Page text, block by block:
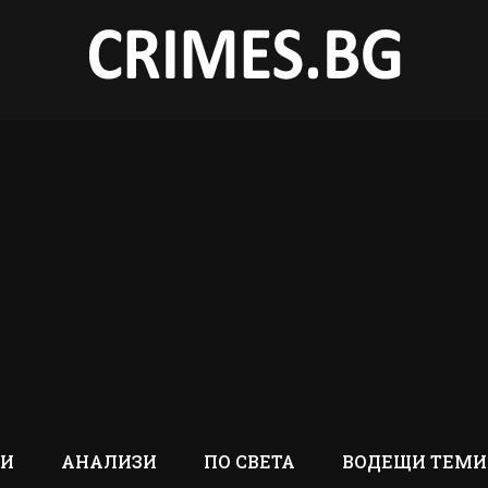
АНАЛИЗИ ПО СВЕТА ВОДЕЩИ ТЕМИ